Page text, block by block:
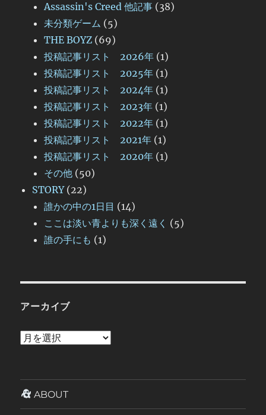
Assassin's Creed 他記事 (38)
未分類ゲーム (5)
THE BOYZ (69)
投稿記事リスト 2026年 (1)
投稿記事リスト 2025年 (1)
投稿記事リスト 2024年 (1)
投稿記事リスト 2023年 (1)
投稿記事リスト 2022年 (1)
投稿記事リスト 2021年 (1)
投稿記事リスト 2020年 (1)
その他 (50)
STORY(22)
誰かの中の1日目 (14)
ここは淡い青よりも深く遠く (5)
誰の手にも (1)
アーカイブ
ア
イ
ABOUT